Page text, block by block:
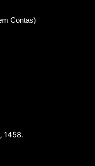
Contas)
1458.